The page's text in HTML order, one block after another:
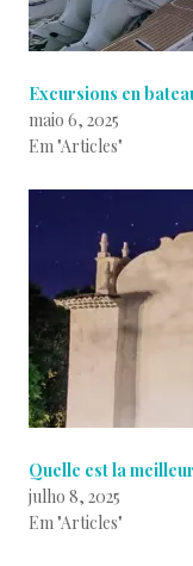
Excursions en
maio 6, 2025
Em "Articles"
Quelle est la
julho 8, 2025
Em "Articles"